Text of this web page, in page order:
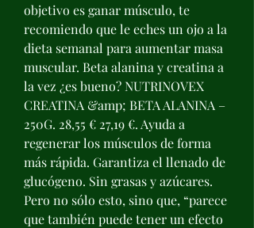
objetivo es ganar músculo, te
recomiendo que le eches un ojo a la
dieta semanal para aumentar masa
muscular. Beta alanina y creatina a
la vez ¿es bueno? NUTRINOVEX
CREATINA &amp; BETA ALANINA –
250G. 28,55 € 27,19 €. Ayuda a
regenerar los músculos de forma
más rápida. Garantiza el llenado de
glucógeno. Sin grasas y azúcares.
Pero no sólo esto, sino que, “parece
que también puede tener un efecto